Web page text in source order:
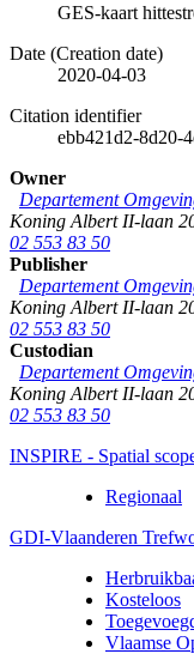
GES-kaart
Date (Creation date)
2020-04-03
Citation identifier
ebb421d2-8d20-
Owner
Departement
Koning Albert II-laan
02 553 83 50
Publisher
Departement
Koning Albert II-laan
02 553 83 50
Custodian
Departement
Koning Albert II-laan
02 553 83 50
INSPIRE - Spatial
Regionaal
GDI-Vlaanderen
Kosteloos
Vlaamse